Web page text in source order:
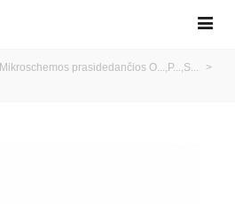
Mikroschemos prasidedančios O...,P...,S...
>